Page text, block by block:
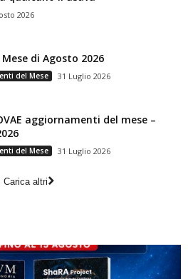
2026
di Agosto 2026
del Mese 31 Luglio 2026
aggiornamenti del mese –
del Mese 31 Luglio 2026
Carica altri